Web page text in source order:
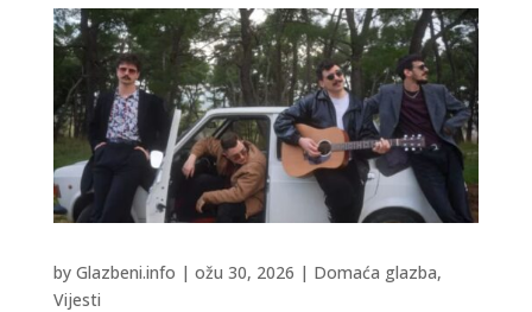
by Glazbeni.info | ožu 30, 2026 | Domaća glazba,
Vijesti